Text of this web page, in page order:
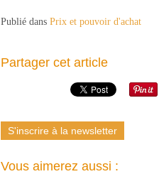
Publié dans Prix et pouvoir d'achat
Partager cet article
S'inscrire à la newsletter
Vous aimerez aussi :